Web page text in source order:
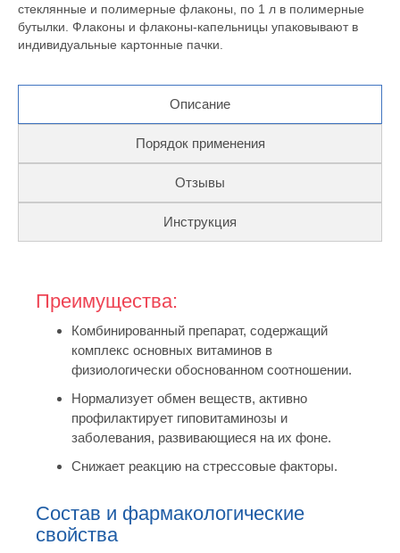
стеклянные и полимерные флаконы, по 1 л в полимерные
бутылки. Флаконы и флаконы-капельницы упаковывают в
индивидуальные картонные пачки.
Описание
Порядок применения
Отзывы
Инструкция
Преимущества:
Комбинированный препарат, содержащий
комплекс основных витаминов в
физиологически обоснованном соотношении.
Нормализует обмен веществ, активно
профилактирует гиповитаминозы и
заболевания, развивающиеся на их фоне.
Снижает реакцию на стрессовые факторы.
Состав и фармакологические
свойства